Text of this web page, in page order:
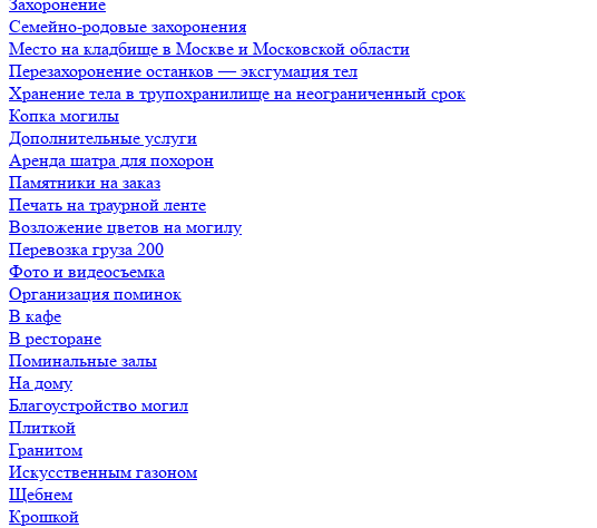
Семейно-родовые захоронения
Место на кладбище в Москве и Московской области
Перезахоронение останков — эксгумация тел
Хранение тела в трупохранилище на неограниченный срок
Копка могилы
Дополнительные услуги
Аренда шатра для похорон
Памятники на заказ
Печать на траурной ленте
Возложение цветов на могилу
Перевозка груза 200
Фото и видеосъемка
Организация поминок
В кафе
В ресторане
Поминальные залы
На дому
Благоустройство могил
Плиткой
Гранитом
Искусственным газоном
Щебнем
Крошкой